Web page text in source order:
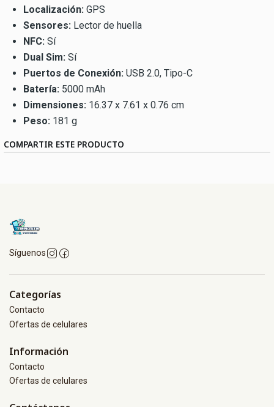
Localización: GPS
Sensores: Lector de huella
NFC: Sí
Dual Sim: Sí
Puertos de Conexión: USB 2.0, Tipo-C
Batería: 5000 mAh
Dimensiones: 16.37 x 7.61 x 0.76 cm
Peso: 181 g
COMPARTIR ESTE PRODUCTO
Síguenos
Categorías
Contacto
Ofertas de celulares
Información
Contacto
Ofertas de celulares